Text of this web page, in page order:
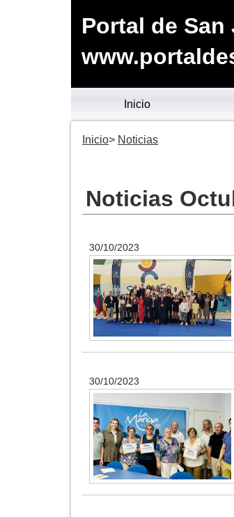
Portal de San
Inicio
Inicio Noticias
Noticias
30/10/2023
30/10/2023